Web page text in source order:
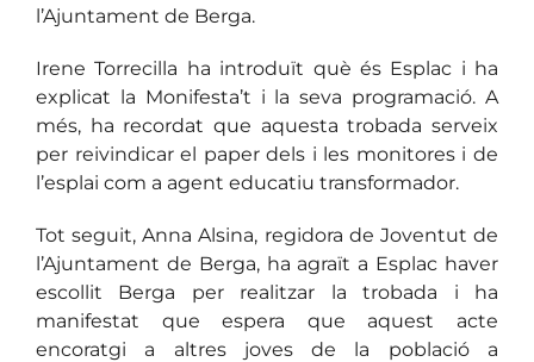
l’Ajuntament de Berga.
Irene Torrecilla ha introduït què és Esplac i ha
explicat la Monifesta’t i la seva programació. A
més, ha recordat que aquesta trobada serveix
per reivindicar el paper dels i les monitores i de
l’esplai com a agent educatiu transformador.
Tot seguit, Anna Alsina, regidora de Joventut de
l’Ajuntament de Berga, ha agraït a Esplac haver
escollit Berga per realitzar la trobada i ha
manifestat que espera que aquest acte
encoratgi a altres joves de la població a